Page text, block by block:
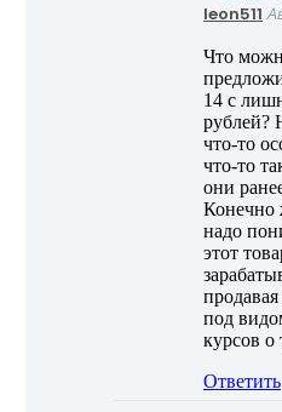
leon511
Что
14 с
рублей?
что-то
что-то
они
Конечно
надо
этот
под
курсов о
Ответить